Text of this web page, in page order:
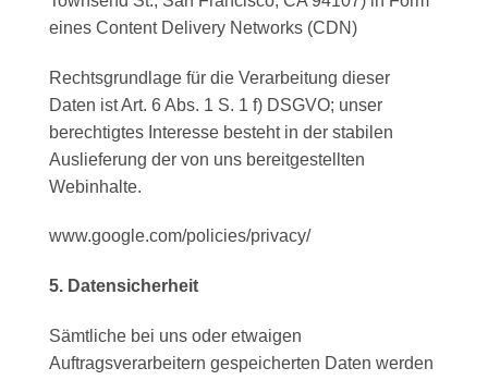
eines Content Delivery Networks (CDN)
Rechtsgrundlage für die Verarbeitung dieser
Daten ist Art. 6 Abs. 1 S. 1 f) DSGVO; unser
berechtigtes Interesse besteht in der stabilen
Auslieferung der von uns bereitgestellten
Webinhalte.
www.google.com/policies/privacy/
5. Datensicherheit
Sämtliche bei uns oder etwaigen
Auftragsverarbeitern gespeicherten Daten werden